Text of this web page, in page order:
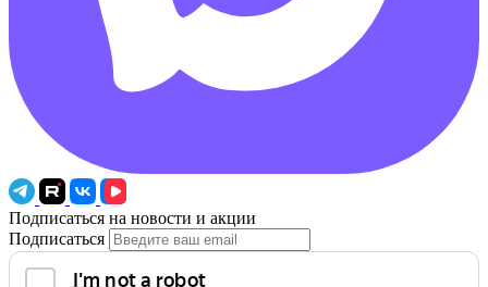
Подписаться на новости и акции
Подписаться